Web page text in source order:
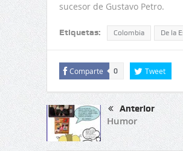
sucesor de Gustavo Petro.
Etiquetas: Colombia De la
Comparte 0 Tweet
Anterior
Humor